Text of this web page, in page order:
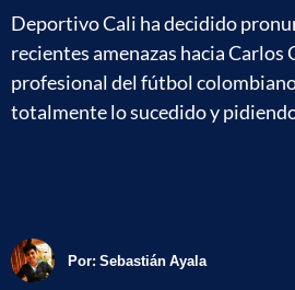
Deportivo Cali ha decidido
recientes amenazas hacia
profesional del fútbol
totalmente lo sucedido y
Por: Sebastián Ayala